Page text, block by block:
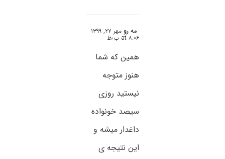
مه رو مهر ۲۷, ۱۳۹۹
at ۸:۰۶ ب٫ظ
همین که شما
هنوز متوجه
نیستید روزی
سیصد خونواده
داغدار میشه و
این نتیجه ی